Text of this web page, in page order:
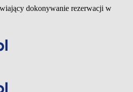
dokonywanie rezerwacji w